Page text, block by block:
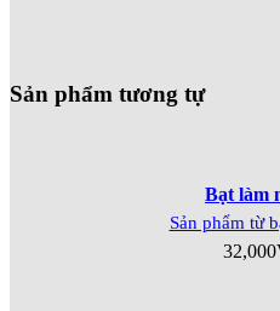
Sản phẩm tương tự
Bạt làm
Sản phẩm từ
32,000